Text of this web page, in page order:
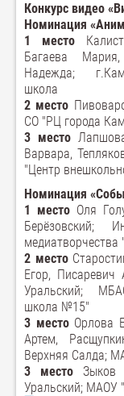
Конкурс видео
Номинация
1 место
Багаева
Надежда;
школа
2 место
СО "РЦ города
3 место
Варвара,
"Центр
Номинация
1 место Оля
Берёзовский;
медиатворчества
2 место
Егор, Писаревич
Уральский;
школа №15"
3 местоОрлова
Артем,
Верхняя Салда;
3 местоЗыков
Уральский; МАОУ